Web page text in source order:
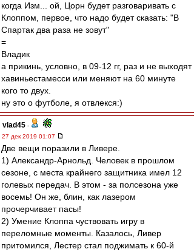
когда Изм... ой, Цорн будет разговаривать с
Клоппом, первое, что надо будет сказать: "В
Спартак два раза не зовут"
=
Владик
а прикинь, условно, в 09-12 гг, раз и не выходят
хавиньестамесси или меняют на 60 минуте
кого то двух.
ну это о футболе, я отвлекся:)
vlad45 -
27 дек 2019 01:07
Две вещи поразили в Ливере.
1) Александр-Арнольд. Человек в прошлом
сезоне, с места крайнего защитника имел 12
голевых передач. В этом - за полсезона уже
восемь! Он же, блин, как лазером
прочерчивает пасы!
2) Умение Клоппа чуствовать игру в
переломные моменты. Казалось, Ливер
притомился, Лестер стал поджимать к 60-й